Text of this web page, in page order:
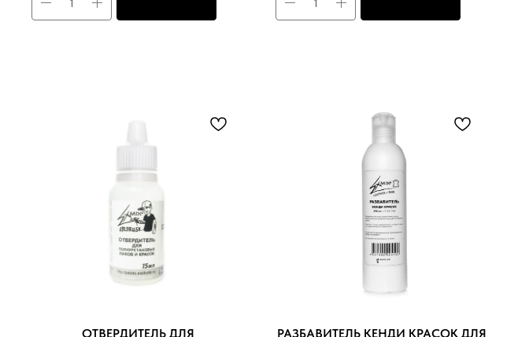
ОТВЕРДИТЕЛЬ ДЛЯ
РАЗБАВИТЕЛЬ КЕНДИ КРАСОК ДЛЯ